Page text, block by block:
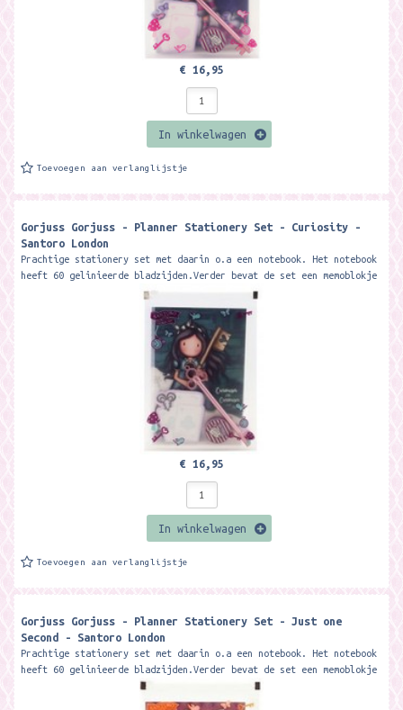
€ 16,95
In winkelwagen
Toevoegen aan verlanglijstje
Gorjuss Gorjuss - Planner Stationery Set - Curiosity -
Santoro London
Prachtige stationery set met daarin o.a een notebook. Het notebook
heeft 60 gelinieerde bladzijden.Verder bevat de set een memoblokje
€ 16,95
In winkelwagen
Toevoegen aan verlanglijstje
Gorjuss Gorjuss - Planner Stationery Set - Just one
Second - Santoro London
Prachtige stationery set met daarin o.a een notebook. Het notebook
heeft 60 gelinieerde bladzijden.Verder bevat de set een memoblokje